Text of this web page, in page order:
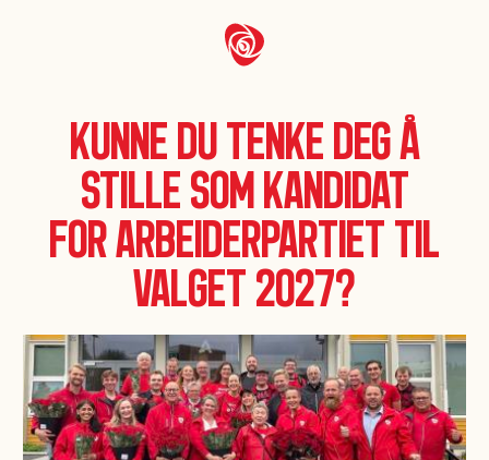
Kunne du tenke deg å
stille som kandidat
for Arbeiderpartiet til
valget 2027?